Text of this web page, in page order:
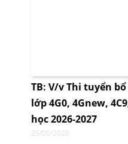
TB: V/v Thi tuyển
lớp 4G0, 4Gnew,
học 2026-2027
25/05/2026